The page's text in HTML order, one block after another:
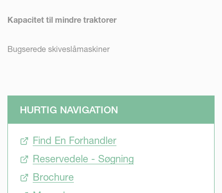
Kapacitet til mindre traktorer
Bugserede skiveslåmaskiner
HURTIG NAVIGATION
Find En Forhandler
Reservedele - Søgning
Brochure